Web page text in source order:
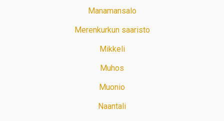
Manamansalo
Merenkurkun saaristo
Mikkeli
Muhos
Muonio
Naantali